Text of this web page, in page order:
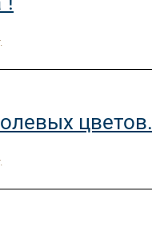
цветов.